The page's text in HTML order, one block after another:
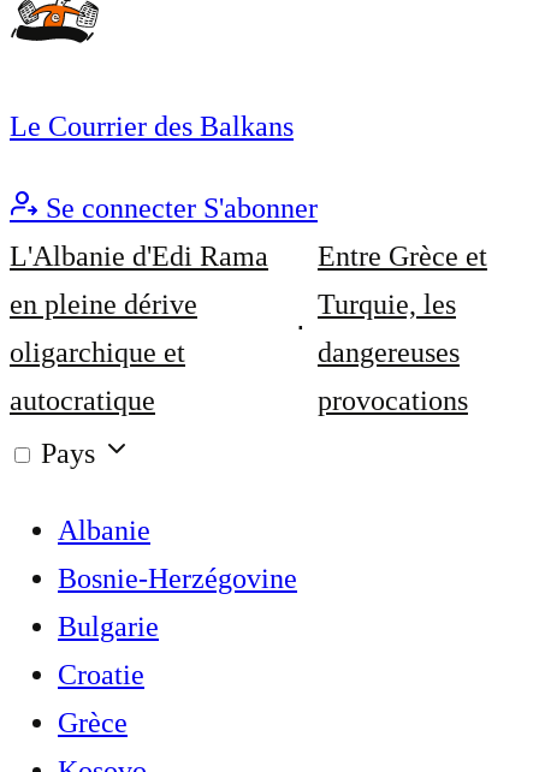
Le Courrier des Balkans
Se connecter S'abonner
L'Albanie d'Edi Rama
en pleine dérive
oligarchique et
autocratique
Entre Grèce et
Turquie, les
dangereuses
provocations
Pays
Albanie
Bosnie-Herzégovine
Bulgarie
Croatie
Grèce